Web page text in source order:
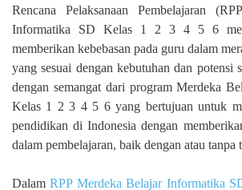
Rencana Pelaksanaan Pembelajaran
Informatika SD Kelas 1 2 3 4 5 6
memberikan kebebasan pada guru dalam
yang sesuai dengan kebutuhan dan potensi
dengan semangat dari program Merdeka
Kelas 1 2 3 4 5 6 yang bertujuan untuk
pendidikan di Indonesia dengan
dalam pembelajaran, baik dengan atau tanpa
DalamRPP Merdeka Belajar Informatika